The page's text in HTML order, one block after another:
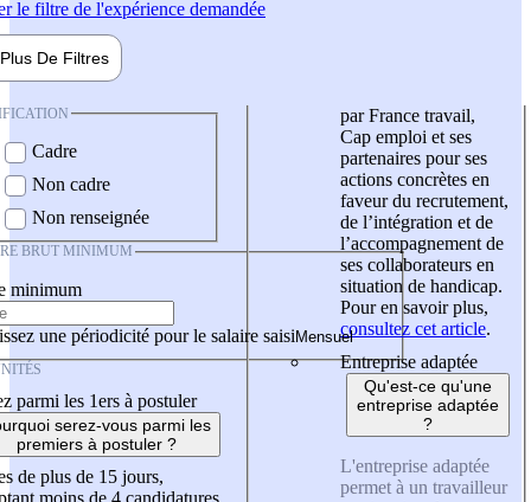
le filtre de l'expérience demandée
Plus De Filtres
Cadre
Non cadre
Non renseignée
BRUT MINIMUM
minimum
une périodicité pour le salaire saisi
parmi les 1ers à postuler
serez-vous parmi les
premiers à postuler ?
de plus de 15 jours,
moins de 4 candidatures
par France travail,
Cap emploi et ses
partenaires pour ses
actions concrètes en
faveur du recrutement,
de l’intégration et de
l’accompagnement de
ses collaborateurs en
situation de handicap.
Pour en savoir plus,
consultez cet article.
Entreprise adaptée
Qu'est-ce qu'une
entreprise adaptée
?
L'entreprise adaptée
permet à un travailleur